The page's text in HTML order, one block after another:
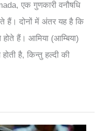
एक गुणकारी वनौषधि
हैं। दोनों में अंतर यह है कि
हैं। आमिया (आम्बिया)
है, किन्तु हल्दी की